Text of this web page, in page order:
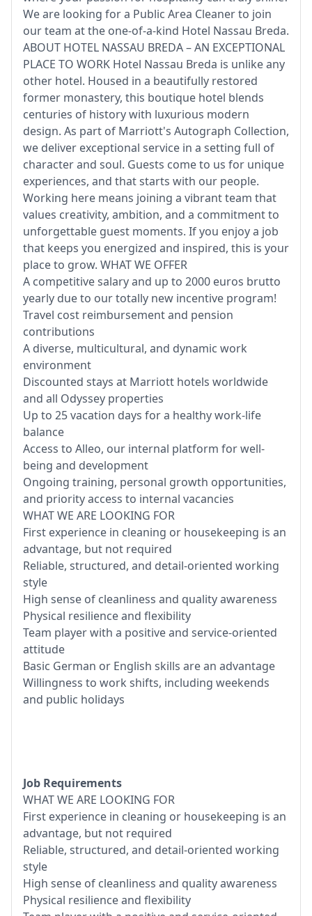
We are looking for a Public Area Cleaner to join
our team at the one-of-a-kind Hotel Nassau Breda.
ABOUT HOTEL NASSAU BREDA – AN EXCEPTIONAL
PLACE TO WORK Hotel Nassau Breda is unlike any
other hotel. Housed in a beautifully restored
former monastery, this boutique hotel blends
centuries of history with luxurious modern
design. As part of Marriott's Autograph Collection,
we deliver exceptional service in a setting full of
character and soul. Guests come to us for unique
experiences, and that starts with our people.
Working here means joining a vibrant team that
values creativity, ambition, and a commitment to
unforgettable guest moments. If you enjoy a job
that keeps you energized and inspired, this is your
place to grow. WHAT WE OFFER
A competitive salary and up to 2000 euros brutto
yearly due to our totally new incentive program!
Travel cost reimbursement and pension
contributions
A diverse, multicultural, and dynamic work
environment
Discounted stays at Marriott hotels worldwide
and all Odyssey properties
Up to 25 vacation days for a healthy work-life
balance
Access to Alleo, our internal platform for well-
being and development
Ongoing training, personal growth opportunities,
and priority access to internal vacancies
WHAT WE ARE LOOKING FOR
First experience in cleaning or housekeeping is an
advantage, but not required
Reliable, structured, and detail-oriented working
style
High sense of cleanliness and quality awareness
Physical resilience and flexibility
Team player with a positive and service-oriented
attitude
Basic German or English skills are an advantage
Willingness to work shifts, including weekends
and public holidays
Job Requirements
WHAT WE ARE LOOKING FOR
First experience in cleaning or housekeeping is an
advantage, but not required
Reliable, structured, and detail-oriented working
style
High sense of cleanliness and quality awareness
Physical resilience and flexibility